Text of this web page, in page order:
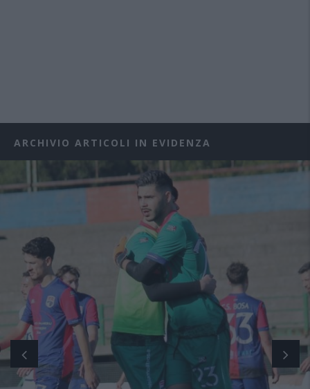
ARCHIVIO ARTICOLI IN EVIDENZA